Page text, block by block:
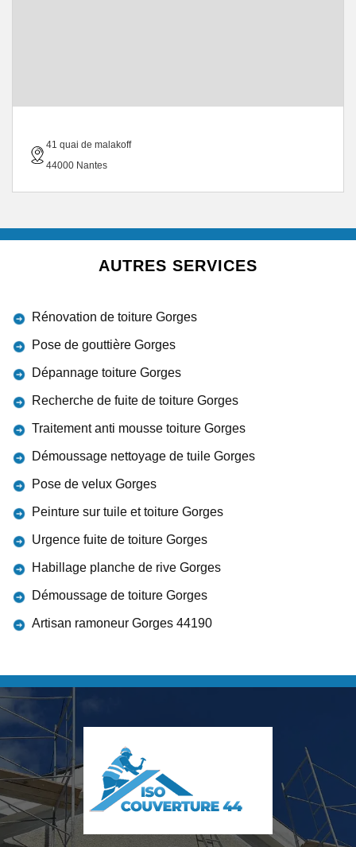
41 quai de malakoff
44000 Nantes
AUTRES SERVICES
Rénovation de toiture Gorges
Pose de gouttière Gorges
Dépannage toiture Gorges
Recherche de fuite de toiture Gorges
Traitement anti mousse toiture Gorges
Démoussage nettoyage de tuile Gorges
Pose de velux Gorges
Peinture sur tuile et toiture Gorges
Urgence fuite de toiture Gorges
Habillage planche de rive Gorges
Démoussage de toiture Gorges
Artisan ramoneur Gorges 44190